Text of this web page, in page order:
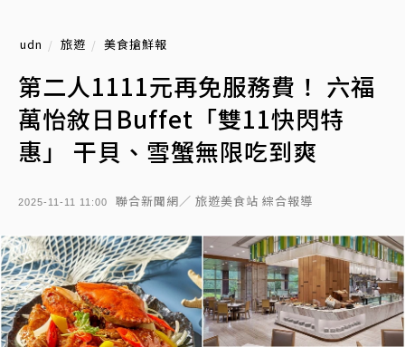
udn 旅遊 美食搶鮮報
第二人1111元再免服務費！ 六福
萬怡敘日Buffet「雙11快閃特
惠」 干貝、雪蟹無限吃到爽
2025-11-11 11:00 聯合新聞網／ 旅遊美食站 綜合報導